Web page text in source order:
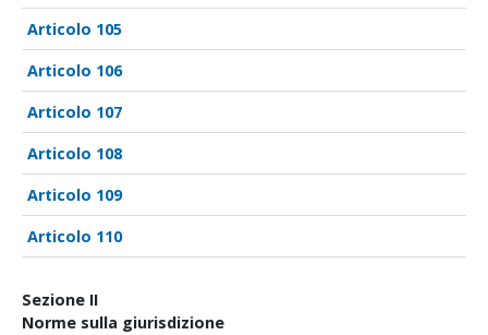
105
106
107
108
109
110
Sezione II
Norme sulla giurisdizione